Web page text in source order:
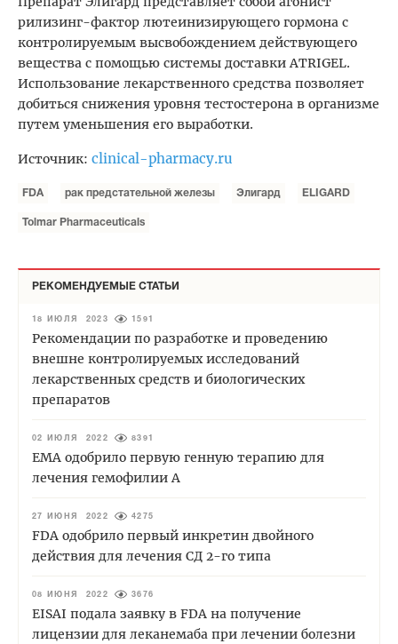
рилизинг-фактор лютеинизирующего гормона с
контролируемым высвобождением действующего
вещества с помощью системы доставки ATRIGEL.
Использование лекарственного средства позволяет
добиться снижения уровня тестостерона в организме
путем уменьшения его выработки.
Источник: clinical-pharmacy.ru
FDA рак предстательной железы Элигард ELIGARD
Tolmar Pharmaceuticals
РЕКОМЕНДУЕМЫЕ СТАТЬИ
18 ИЮЛЯ 2023 1591
Рекомендации по разработке и проведению
внешне контролируемых исследований
лекарственных средств и биологических
препаратов
02 ИЮЛЯ 2022 8391
EMA одобрило первую генную терапию для
лечения гемофилии А
27 ИЮНЯ 2022 4275
FDA одобрило первый инкретин двойного
действия для лечения СД 2-го типа
08 ИЮНЯ 2022 3676
EISAI подала заявку в FDA на получение
лицензии для леканемаба при лечении болезни